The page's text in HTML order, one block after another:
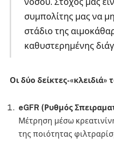
συμπολίτης μας να
στάδιο της
καθυστερημένης
Οι δύο δείκτες-«κλειδιά»
eGFR (Ρυθμός
Μέτρηση μέσω
της ποιότητας